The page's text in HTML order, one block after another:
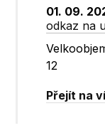
01. 09.
odkaz na
12
Přejít na